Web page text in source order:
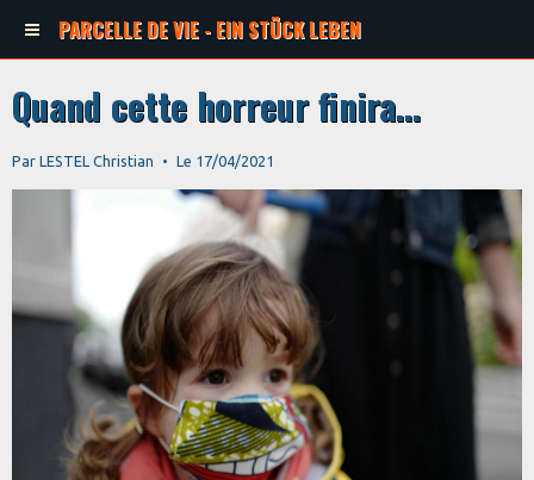
PARCELLE DE VIE - EIN STÜCK LEBEN
Quand cette horreur finira...
Par LESTEL Christian Le 17/04/2021